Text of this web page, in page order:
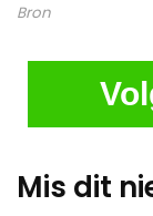
Bron
Mis dit